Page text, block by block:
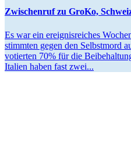
Zwischenruf zu GroKo,
Es war ein ereig­nis­reiches
stimmten gegen den Selbstmord
votierten 70% für die
Italien haben fast zwei...